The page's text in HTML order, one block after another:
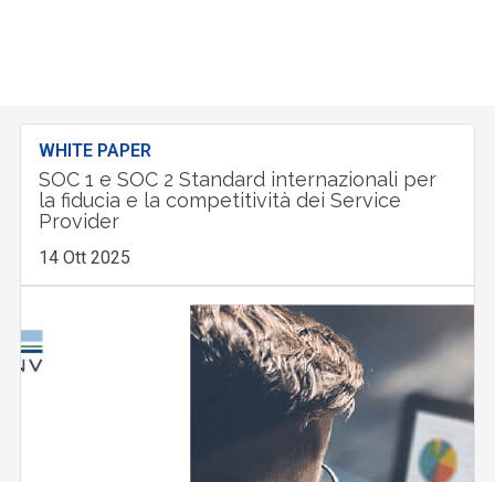
WHITE PAPER
SOC 1 e SOC 2 Standard internazionali per
la fiducia e la competitività dei Service
Provider
14 Ott 2025